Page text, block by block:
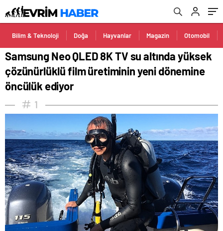
Bilim & Teknoloji Doğa Hayvanlar Magazin Otomobil
öncülük ediyor
Samsung Neo QLED 8K TV su altında yüksek
çözünürlüklü film üretiminin yeni dönemine
öncülük ediyor
1